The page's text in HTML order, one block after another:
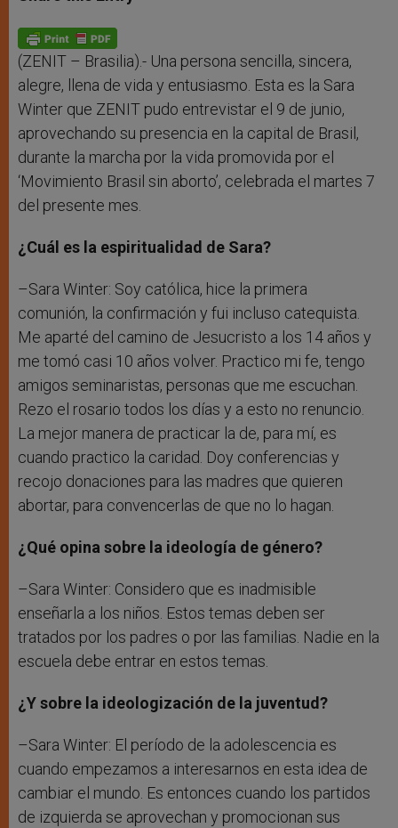
s
p
p
e
g
e
b
o
k
(ZENIT – Brasilia).- Una persona sencilla, sincera,
alegre, llena de vida y entusiasmo. Esta es la Sara
Winter que ZENIT pudo entrevistar el 9 de junio,
aprovechando su presencia en la capital de Brasil,
durante la marcha por la vida promovida por el
‘Movimiento Brasil sin aborto’, celebrada el martes 7
del presente mes.
¿Cuál es la espiritualidad de Sara?
–Sara Winter: Soy católica, hice la primera
comunión, la confirmación y fui incluso catequista.
Me aparté del camino de Jesucristo a los 14 años y
me tomó casi 10 años volver. Practico mi fe, tengo
amigos seminaristas, personas que me escuchan.
Rezo el rosario todos los días y a esto no renuncio.
La mejor manera de practicar la de, para mí, es
cuando practico la caridad. Doy conferencias y
recojo donaciones para las madres que quieren
abortar, para convencerlas de que no lo hagan.
¿Qué opina sobre la ideología de género?
–Sara Winter: Considero que es inadmisible
enseñarla a los niños. Estos temas deben ser
tratados por los padres o por las familias. Nadie en la
escuela debe entrar en estos temas.
¿Y sobre la ideologización de la juventud?
–Sara Winter: El período de la adolescencia es
cuando empezamos a interesarnos en esta idea de
cambiar el mundo. Es entonces cuando los partidos
de izquierda se aprovechan y promocionan sus